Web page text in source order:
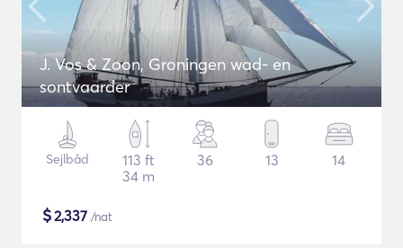
J. Vos & Zoon, Groningen wad- en
sontvaarder
Sejlbåd
113 ft
34 m
36 13 14
$2,337 /nat